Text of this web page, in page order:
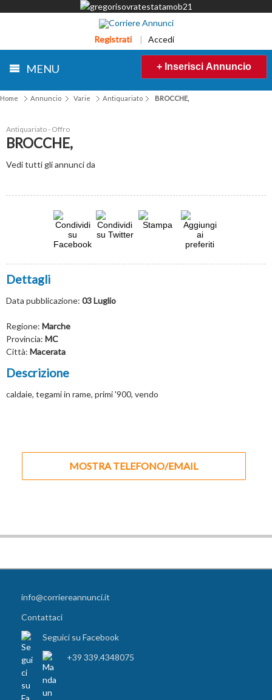
Registrati | Accedi
MENU + Inserisci Annuncio
Home Annuncio Varie Antiquariato BROCCHE,
Antiquariato - Offro
BROCCHE,
Vedi tutti gli annunci da
Dettagli
Data pubblicazione: 03 Luglio
Regione: Marche
Provincia: MC
Città: Macerata
Descrizione
caldaie, tegami in rame, primi '900, vendo
MOSTRA TELEFONO/EMAIL
info@corriereannunci.it
Contattaci
Seguici su Facebook
+39 339.4348075